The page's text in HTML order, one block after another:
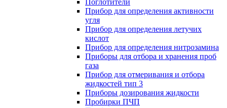
Поглотители
Прибор для определения активности
угля
Прибор для определения летучих
кислот
Прибор для определения нитрозамина
Приборы для отбора и хранения проб
газа
Прибор для отмеривания и отбора
жидкостей тип 3
Приборы дозирования жидкости
Пробирки ПЧП